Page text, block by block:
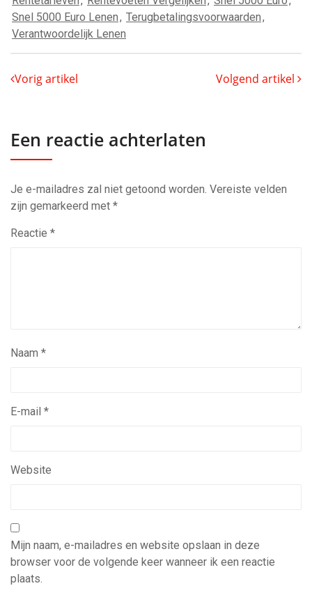
Snel 5000 Euro Lenen, Terugbetalingsvoorwaarden,
Verantwoordelijk Lenen
Vorig artikel Volgend artikel
Een reactie achterlaten
Je e-mailadres zal niet getoond worden. Vereiste velden
zijn gemarkeerd met *
Reactie *
Naam *
E-mail *
Website
Mijn naam, e-mailadres en website opslaan in deze
browser voor de volgende keer wanneer ik een reactie
plaats.